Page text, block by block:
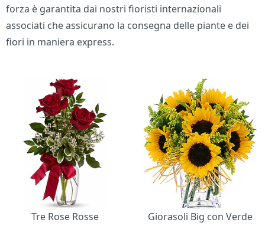
forza è garantita dai nostri fioristi internazionali
associati che assicurano la consegna delle piante e dei
fiori in maniera express.
Bouquet di fiori
Tre Rose Rosse
Giorasoli Big con Verde